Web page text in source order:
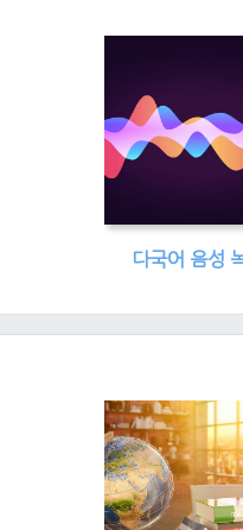
다국어 음성